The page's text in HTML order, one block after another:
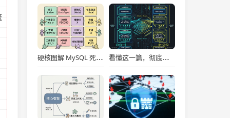
硬核图解 MySQL 死锁：为什么两个看似不冲突的 Update 和 Insert 会掐死对方？ 看懂这一篇，彻底通关大模型底层！图解 Transformer 核心架构与自注意力机制！